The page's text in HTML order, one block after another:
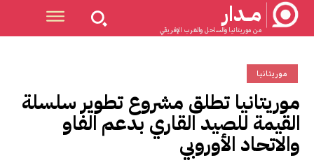
مــدار
من موريتانيا والساحل والغرب الإفريقي
موريتانيا
موريتانيا تطلق مشروع تطوير سلسلة
القيمة للصيد القاري بدعم الفاو
والاتحاد الأوروبي